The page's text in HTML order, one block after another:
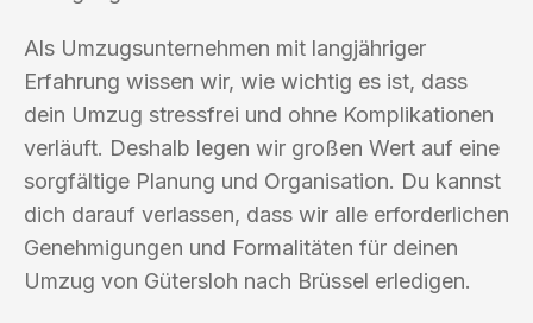
Als Umzugsunternehmen mit langjähriger
Erfahrung wissen wir, wie wichtig es ist, dass
dein Umzug stressfrei und ohne Komplikationen
verläuft. Deshalb legen wir großen Wert auf eine
sorgfältige Planung und Organisation. Du kannst
dich darauf verlassen, dass wir alle erforderlichen
Genehmigungen und Formalitäten für deinen
Umzug von Gütersloh nach Brüssel erledigen.